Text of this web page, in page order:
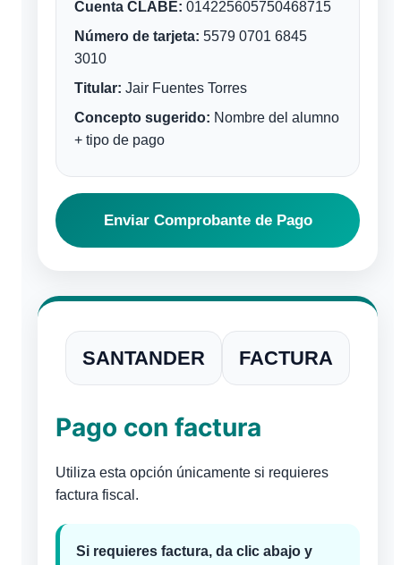
Cuenta CLABE: 014225605750468715
Número de tarjeta: 5579 0701 6845
3010
Titular: Jair Fuentes Torres
Concepto sugerido: Nombre del alumno
+ tipo de pago
Enviar Comprobante de Pago
SANTANDER FACTURA
Pago con factura
Utiliza esta opción únicamente si requieres
factura fiscal.
Si requieres factura, da clic abajo y